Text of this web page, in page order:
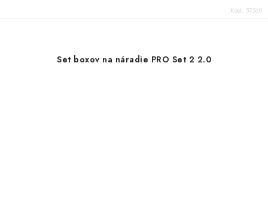
Kód: 57560
Set boxov na náradie PRO Set 2 2.0